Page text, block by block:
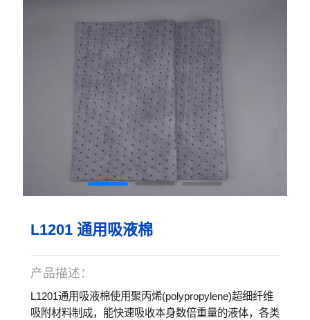
L1201 通用吸液棉
产品描述：
L1201通用吸液棉使用聚丙烯(polypropylene)超细纤维
吸附材料制成，能快速吸收本身数倍重量的液体，各类